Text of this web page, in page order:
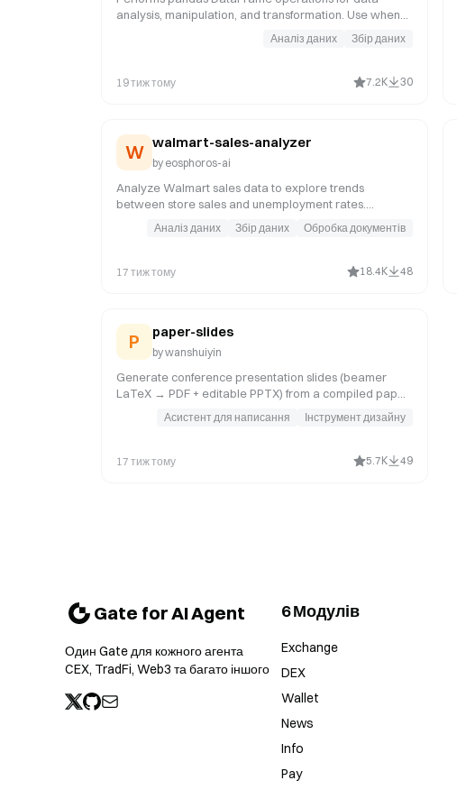
analysis, manipulation, and transformation. Use when
aggregation, merging, or time series analysis. Invoke
on multiple keys, pivoting tables, resampling time
Аналіз даних Збір даних
19 тиж тому 7.2K 30
W walmart-sales-analyzer
by eosphoros-ai
Analyze Walmart sales data to explore trends
between store sales and unemployment rates.
report with deep analysis. Suitable for quick insights
macroeconomic factors.
Аналіз даних Збір даних Обробка документів
17 тиж тому 18.4K 48
P paper-slides
bywanshuiyin
Generate conference presentation slides (beamer
LaTeX → PDF + editable PPTX) from a compiled paper,
with speaker notes and full talk script. Use when user
says "做PPT", "做幻灯片", "make slides", "conference
wants beamer slides for a conference talk.
Асистент для написання Інструмент дизайну
17 тиж тому 5.7K 49
Gate for AI Agent
Один Gate для кожного агента
CEX, TradFi, Web3 та багато іншого
6 Модулів
Exchange
DEX
Wallet
News
Info
Pay